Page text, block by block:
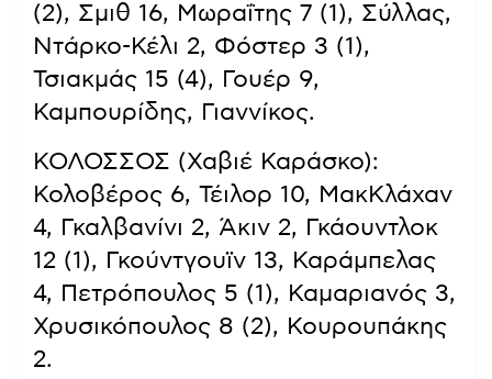
(2), Σμιθ 16, Μωραΐτης 7 (1), Σύλλας,
Ντάρκο-Κέλι 2, Φόστερ 3 (1),
Τσιακμάς 15 (4), Γουέρ 9,
Καμπουρίδης, Γιαννίκος.
ΚΟΛΟΣΣΟΣ (Χαβιέ Καράσκο):
Κολοβέρος 6, Τέιλορ 10, ΜακΚλάχαν
4, Γκαλβανίνι 2, Άκιν 2, Γκάουντλοκ
12 (1), Γκούντγουϊν 13, Καράμπελας
4, Πετρόπουλος 5 (1), Καμαριανός 3,
Χρυσικόπουλος 8 (2), Κουρουπάκης
2.